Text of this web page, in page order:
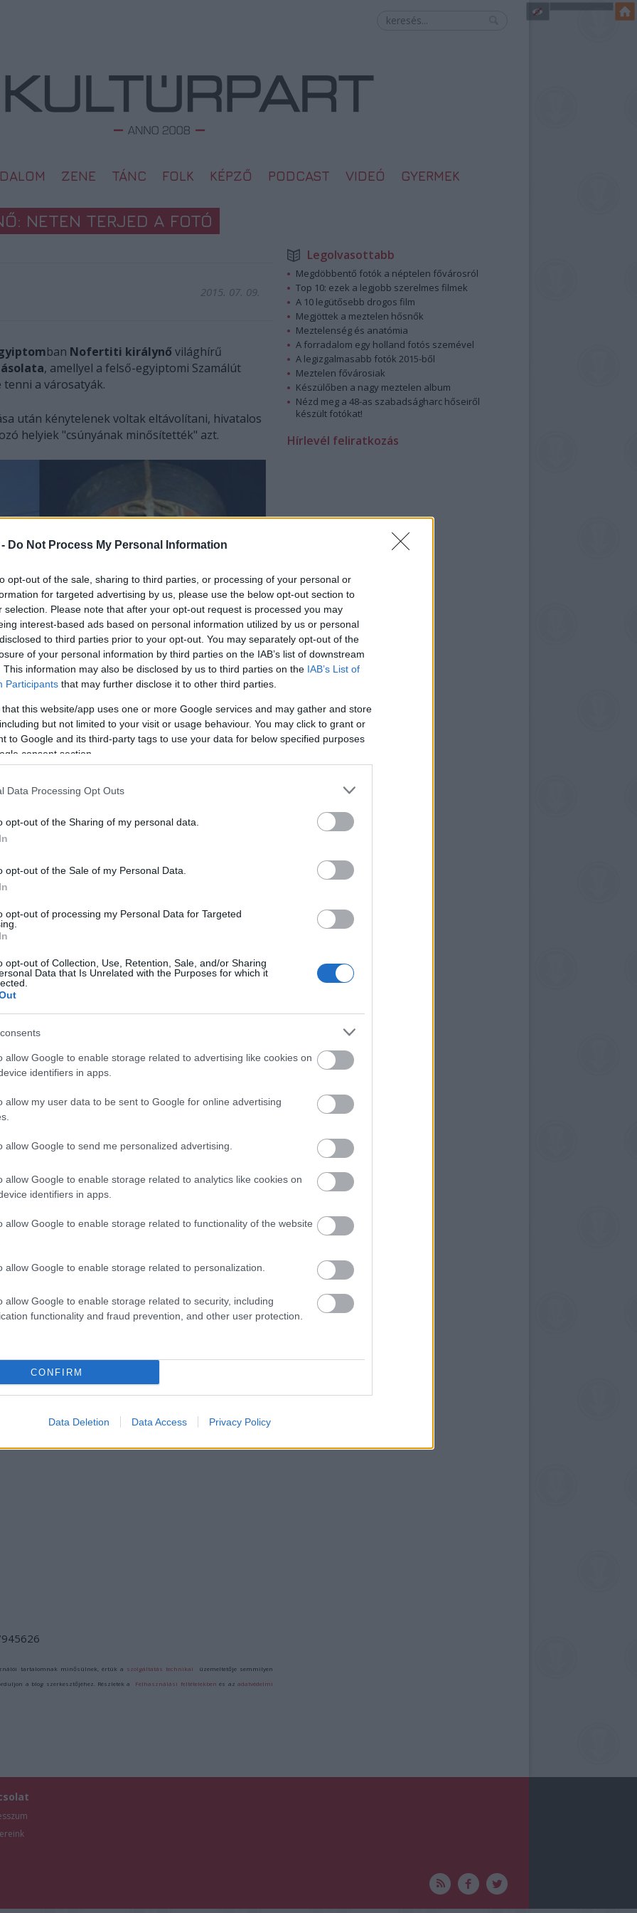
Do Not Process My Personal Information
opt-out of the sale, sharing to third parties, or processing of your personal or
for targeted advertising by us, please use the below opt-out section to
selection. Please note that after your opt-out request is processed you may
interest-based ads based on personal information utilized by us or personal
to third parties prior to your opt-out. You may separately opt-out of the
of your personal information by third parties on the IAB’s list of downstream
This information may also be disclosed by us to third parties on the IAB’s List of
Participants that may further disclose it to other third parties.
that this website/app uses one or more Google services and may gather and store
but not limited to your visit or usage behaviour. You may click to grant or
to Google and its third-party tags to use your data for below specified purposes
consent section.
Data Processing Opt Outs
opt-out of the Sharing of my personal data.
opt-out of the Sale of my Personal Data.
opt-out of processing my Personal Data for Targeted
opt-out of Collection, Use, Retention, Sale, and/or Sharing
Data that Is Unrelated with the Purposes for which it
allow Google to enable storage related to advertising like cookies on
identifiers in apps.
allow my user data to be sent to Google for online advertising
allow Google to send me personalized advertising.
allow Google to enable storage related to analytics like cookies on
identifiers in apps.
allow Google to enable storage related to functionality of the website
allow Google to enable storage related to personalization.
allow Google to enable storage related to security, including
functionality and fraud prevention, and other user protection.
CONFIRM
Data Deletion Data Access Privacy Policy
ZENE TÁNC FOLK KÉPZŐ PODCAST VIDEÓ GYERMEK
NETEN TERJED A FOTÓ
2015. 07. 09.
ban Nofertiti királynő világhírű
, amellyel a felső-egyiptomi Szamálút
a városatyák.
után kénytelenek voltak eltávolítani, hivatalos
helyiek "csúnyának minősítették" azt.
az egyiptomi művészet az évek alatt (Fotó: bbc.com)
együtt uralkodó Nofertiti 1912-ben megtalált,
ügyetlen másolata a jelek szerint nemcsak
nemzeti öntudatukat is sértette.
indult a szobor ellen. A Twitteren megjelent
örökségüket féltő felhasználók kifinomult
tettek.
volna, mint ez a botrány. Hála istennek
- írja arabul az egyik felhasználó, egy másik
nappal halála után ábrázolja a világhírű
egy régi egyiptomi filmből kiemelt
felett egyebek mellett ilyen feliratok
mondják meg, hogy mi a különbség a két
aktuálpolitika olyan szereplőinek szépségét is
replikájáéval, mint Abdel-Fattáh esz-
hajló ábrázolás által kiváltott ellenreakciók a
is elérhették, ugyanis a szobor állán és egyik
kulturális minisztérium sietve jelezte, hogy
Váhed en-Nabavi kulturális miniszter
részlegét egy méltó másolat elkészítésével,
hogy minden hasonló esetről tegyenek
tartalomnak minősülnek, értük a szolgáltatás technikai üzemeltetője semmilyen
a blog szerkesztőjéhez. Részletek a Felhasználási feltételekben és azadatvédelmi
Legolvasottabb
Megdöbbentő fotók a néptelen fővárosról
Top 10: ezek a legjobb szerelmes filmek
A 10 legütősebb drogos film
Megjöttek a meztelen hősnők
Meztelenség és anatómia
A forradalom egy holland fotós szemével
A legizgalmasabb fotók 2015-ből
Meztelen fővárosiak
Készülőben a nagy meztelen album
Nézd meg a 48-as szabadságharc hőseiről
készült fotókat!
Hírlevél feliratkozás